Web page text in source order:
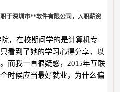
于深圳市**软件有限公司，入职薪资
，在校期间学的是计算机专
看到了她的学习心得分享，以
而我一直很疑惑，2015年互联
时候应当最好就业，为什么偏